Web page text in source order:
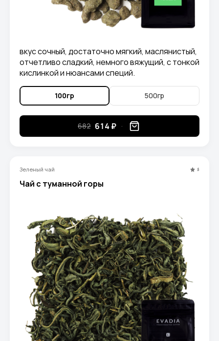
вкус сочный, достаточно мягкий, маслянистый,
отчетливо сладкий, немного вяжущий, с тонкой
кислинкой и нюансами специй.
100гр 500гр
682 614 ₽
Зеленый чай 5
Чай с туманной горы